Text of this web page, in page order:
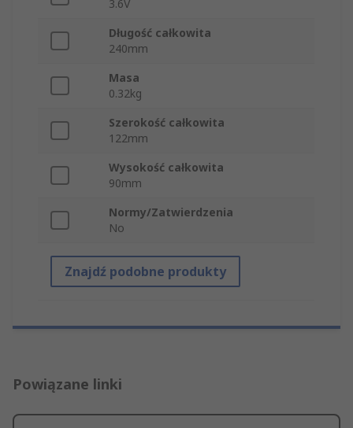
3.6V
Długość całkowita
240mm
Masa
0.32kg
Szerokość całkowita
122mm
Wysokość całkowita
90mm
Normy/Zatwierdzenia
No
Znajdź podobne produkty
Powiązane linki